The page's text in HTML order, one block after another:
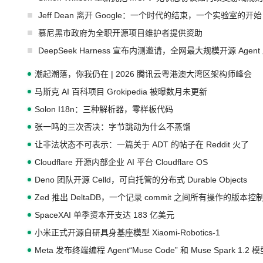
Jeff Dean 离开 Google：一个时代的结束，一个实验室的开始
慕尼黑市政府为全职开源项目维护者提供资助
DeepSeek Harness 宣布内测邀请，全网最大规模开源 Agent
潮起潮落，你我仍在 | 2026 腾讯云粤港澳大湾区架构师峰会
马斯克 AI 百科项目 Grokipedia 被曝数月未更新
Solon I18n：三种解析器，零样板代码
张一鸣的三次否决：字节跳动为什么不蒸馏
让非法状态不可表示：一篇关于 ADT 的帖子在 Reddit 火了
Cloudflare 开源内部企业 AI 平台 Cloudflare OS
Deno 团队开源 Celld，可自托管的分布式 Durable Objects
Zed 推出 DeltaDB，一个记录 commit 之间所有操作的版本控
SpaceXAI 单季资本开支达 183 亿美元
小米正式开源自研具身基座模型 Xiaomi-Robotics-1
Meta 发布终端编程 Agent“Muse Code” 和 Muse Spark 1.2 模